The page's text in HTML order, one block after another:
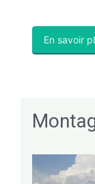
En savoir